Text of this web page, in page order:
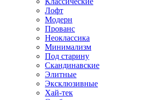
Лофт
Модерн
Прованс
Неоклассика
Минимализм
Под старину
Скандинавские
Элитные
Эксклюзивные
Хай-тек